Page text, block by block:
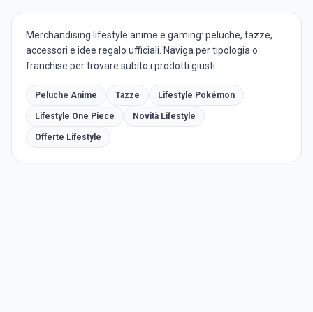
Merchandising lifestyle anime e gaming: peluche, tazze,
accessori e idee regalo ufficiali. Naviga per tipologia o
franchise per trovare subito i prodotti giusti.
Peluche Anime Tazze Lifestyle Pokémon
Lifestyle One Piece Novità Lifestyle
Offerte Lifestyle